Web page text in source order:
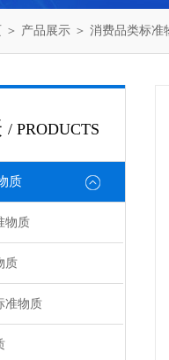
＞ 产品展示 ＞ 消费品类标准
/ PRODUCTS
质
物质
质
准物质